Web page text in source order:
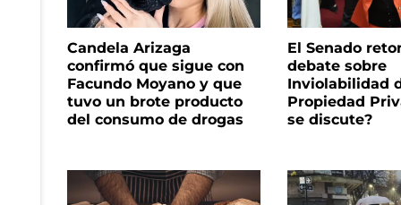
Candela Arizaga
confirmó que sigue con
Facundo Moyano y que
tuvo un brote producto
del consumo de drogas
El Senado
debate sobre
Inviolabilidad
Propiedad
se discute?